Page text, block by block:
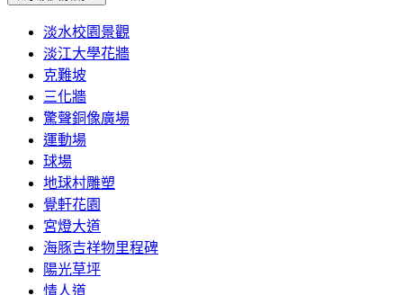
淡水校園景觀
淡江大學花牆
克難坡
三化牆
驚聲銅像廣場
運動場
球場
地球村雕塑
覺軒花園
宮燈大道
海豚吉祥物里程碑
陽光草坪
情人道